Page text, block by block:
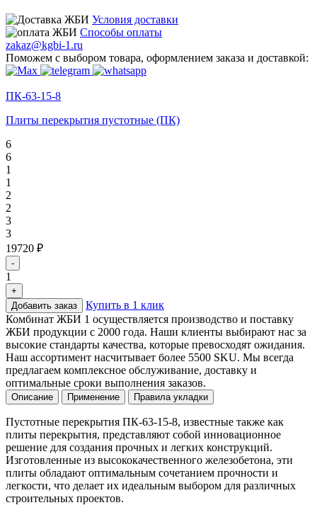
Условия доставки
Способы оплаты
zakaz@kgbi-1.ru
Поможем с выбором товара, оформлением заказа и доставкой:
ПК-63-15-8
Плиты перекрытия пустотные (ПК)
6
6
1
1
2
2
3
3
19720 ₽
-
1
+
Добавить заказ
Купить в 1 клик
Комбинат ЖБИ 1 осуществляется производство и поставку
ЖБИ продукции с 2000 года. Наши клиенты выбирают нас за
высокие стандарты качества, которые превосходят ожидания.
Наш ассортимент насчитывает более 5500 SKU. Мы всегда
предлагаем комплексное обслуживание, доставку и
оптимальные сроки выполнения заказов.
Описание Применение Правила укладки
Пустотные перекрытия ПК-63-15-8, известные также как
плиты перекрытия, представляют собой инновационное
решение для создания прочных и легких конструкций.
Изготовленные из высококачественного железобетона, эти
плиты обладают оптимальным сочетанием прочности и
легкости, что делает их идеальным выбором для различных
строительных проектов.